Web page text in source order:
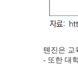
톈진은 교
- 또한 대